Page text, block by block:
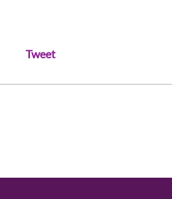
Tweet